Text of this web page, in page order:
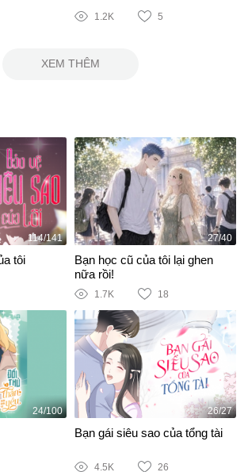
1.2K 5
XEM THÊM
114/141
tôi
27/40
Bạn học cũ của tôi lại ghen
nữa rồi!
1.7K 18
24/100 26/27
Bạn gái siêu sao của tổng tài
4.5K 26